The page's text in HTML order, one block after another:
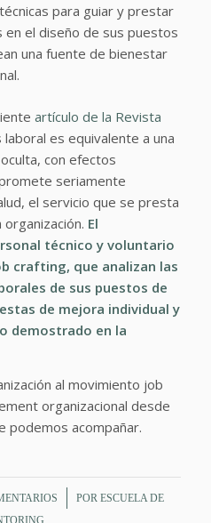
para guiar y prestar
el diseño de sus puestos
una fuente de bienestar
artículo de la Revista
es equivalente a una
con efectos
seriamente
el servicio que se presta
organización. El
técnico y voluntario
crafting, que analizan las
de sus puestos de
de mejora individual y
demostrado en la
al movimiento job
organizacional desde
podemos acompañar.
/ POR ESCUELA DE